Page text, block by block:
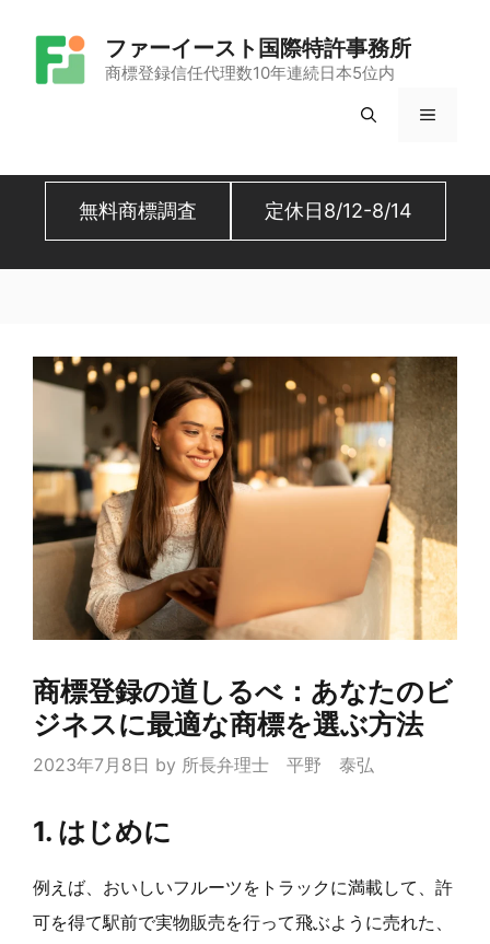
ファーイースト国際特許事務所
商標登録信任代理数10年連続日本5位内
メ
無料商標調査 定休日8/12-8/14
商標登録の道しるべ：あなたのビ
ジネスに最適な商標を選ぶ方法
2023年7月8日 by 所長弁理士 平野 泰弘
1. はじめに
例えば、おいしいフルーツをトラックに満載して、許
可を得て駅前で実物販売を行って飛ぶように売れた、